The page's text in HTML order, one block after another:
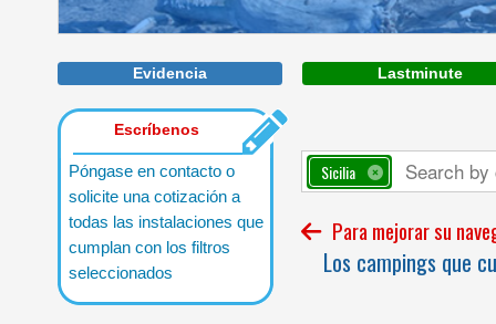
A beach over 1km long located in the
Evidencia Lastminute
Escríbenos
Póngase en contacto o
solicite una cotización a
todas las instalaciones que
cumplan con los filtros
seleccionados
Sicilia
Para mejorar su
Los campings que